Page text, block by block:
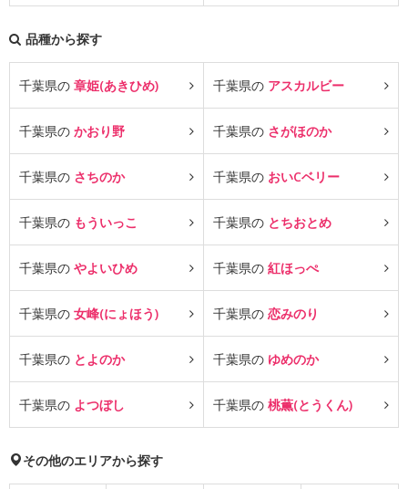
品種から探す
千葉県の 章姫(あきひめ) 千葉県の アスカルビー
千葉県の かおり野 千葉県の さがほのか
千葉県の さちのか 千葉県の おいCベリー
千葉県の もういっこ 千葉県の とちおとめ
千葉県の やよいひめ 千葉県の 紅ほっぺ
千葉県の 女峰(にょほう) 千葉県の 恋みのり
千葉県の とよのか 千葉県の ゆめのか
千葉県の よつぼし 千葉県の 桃薫(とうくん)
その他のエリアから探す